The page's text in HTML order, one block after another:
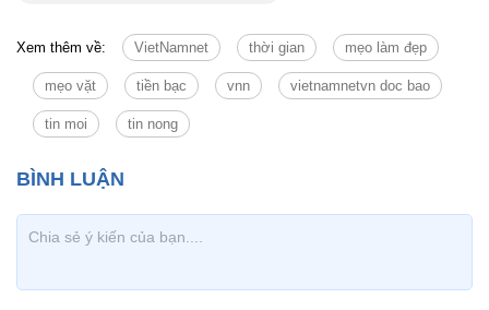
Xem thêm về: VietNamnet thời gian mẹo làm đẹp
mẹo vặt tiền bạc vnn vietnamnetvn doc bao
tin moi tin nong